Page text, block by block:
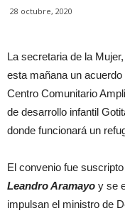
28 octubre, 2020
La secretaria de la Mujer,
esta mañana un
Centro Comunitario
de desarrollo infantil
donde funcionará un
El convenio fue
Leandro Aramayo y se
impulsan el ministro de